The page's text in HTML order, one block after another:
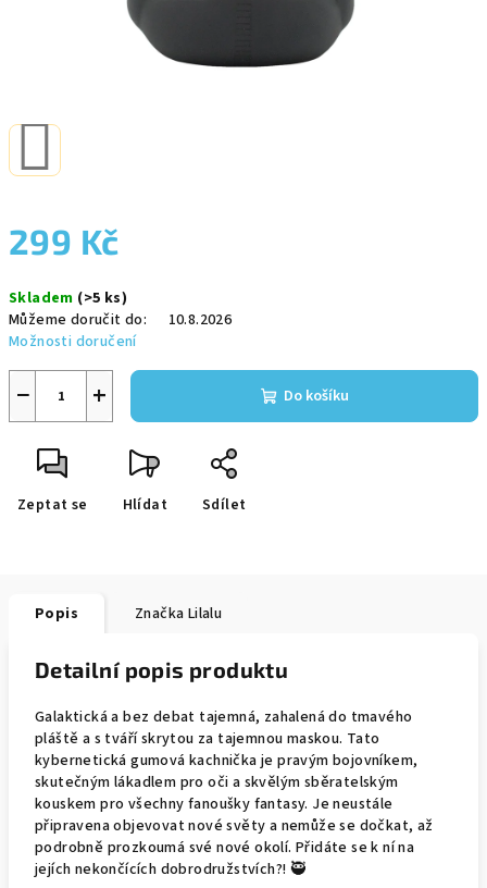
299 Kč
cena:
Skladem (>5 ks)
Můžeme doručit do:
10.8.2026
Možnosti doručení
+
− Do košíku
Zeptat se Hlídat Sdílet
Popis Značka Lilalu
Detailní popis produktu
Galaktická a bez debat tajemná, zahalená do tmavého
pláště a s tváří skrytou za tajemnou maskou. Tato
kybernetická gumová kachnička je pravým bojovníkem,
skutečným lákadlem pro oči a skvělým sběratelským
kouskem pro všechny fanoušky fantasy. Je neustále
připravena objevovat nové světy a nemůže se dočkat, až
podrobně prozkoumá své nové okolí. Přidáte se k ní na
jejích nekončících dobrodružstvích?! 🥷